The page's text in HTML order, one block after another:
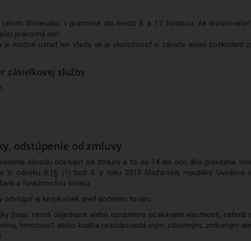
celom Slovensku, v pracovné dni medzi 8. a 17. hodinou. Ak
pracovný deň.
je možné uznať len vtedy, ak je skutočnosť o závade alebo
zásielkovej služby
odstúpenie od zmluvy
dôvodu odstúpiť od zmluvy a to do 14 dní odo dňa prevzatia
V. odseku 8:1§ (1) bod 3. z roku 2013 Maďarskej republiky.
a funkčnosťou tovaru.
odstúpiť aj kedykoľvek pred dodaním tovaru.
(napr. nemá objednané alebo oprávnene očakávané vlastnosti,
hmotnosť, alebo kvalita nezodpovedá iným zákonným, zmluvným